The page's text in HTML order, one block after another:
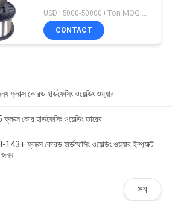
CONTACT
ফ্লাক্স কোরড হার্ডফেসিং ওয়েল্ডিং ওয়্যার
কোর হার্ডফেসিং ওয়েল্ডিং তারের
ফ্লাক্স কোরড হার্ডফেসিং ওয়েল্ডিং ওয়্যার ইম্প্যাক্ট
জন্য
সব